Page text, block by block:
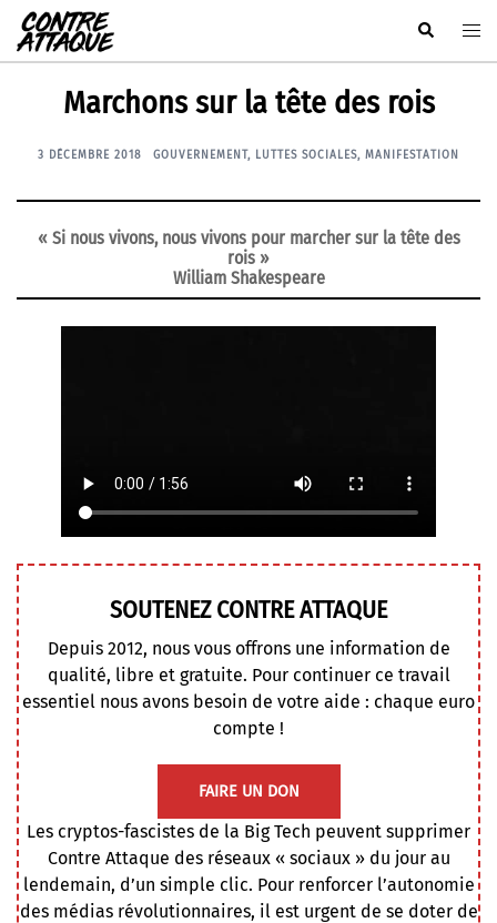
Aller
au
contenu
Rechercher
Marchons sur la tête des rois
3 DÉCEMBRE 2018 GOUVERNEMENT, LUTTES SOCIALES, MANIFESTATION
« Si nous vivons, nous vivons pour marcher sur la tête des
rois »
William Shakespeare
SOUTENEZ CONTRE ATTAQUE
Depuis 2012, nous vous offrons une information de
qualité, libre et gratuite. Pour continuer ce travail
essentiel nous avons besoin de votre aide : chaque euro
compte !
FAIRE UN DON
Les cryptos-fascistes de la Big Tech peuvent supprimer
Contre Attaque des réseaux « sociaux » du jour au
lendemain, d’un simple clic. Pour renforcer l’autonomie
des médias révolutionnaires, il est urgent de se doter de